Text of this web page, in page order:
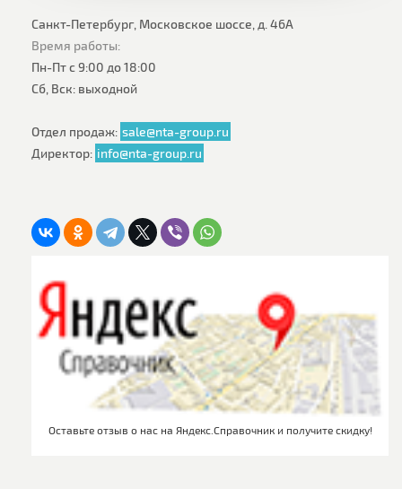
Санкт-Петербург, Московское шоссе, д. 46А
Время работы:
Пн-Пт с 9:00 до 18:00
Сб, Вск: выходной
Отдел продаж: sale@nta-group.ru
Директор: info@nta-group.ru
Оставьте отзыв о нас на Яндекс.Справочник и получите скидку!